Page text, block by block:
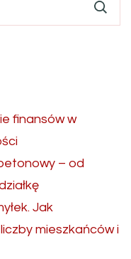
finansów w
– od
Jak
mieszkańców i